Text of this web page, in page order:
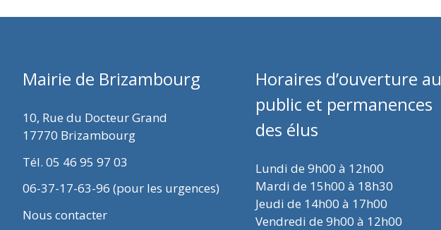
Mairie de Brizambourg
10, Rue du Docteur Grand
17770 Brizambourg
Tél. 05 46 95 97 03
06-37-17-63-96 (pour les urgences)
Nous contacter
Horaires d’ouverture au
public et permanences
des élus
Lundi de 9h00 à 12h00
Mardi de 15h00 à 18h30
Jeudi de 14h00 à 17h00
Vendredi de 9h00 à 12h00